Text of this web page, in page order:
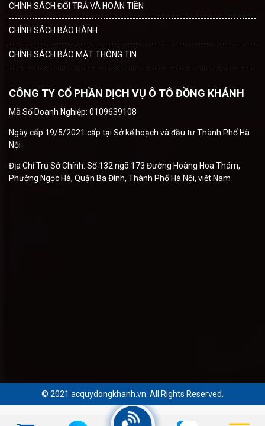
CHÍNH SÁCH ĐỔI TRẢ VÀ HOÀN TIỀN
CHÍNH SÁCH BẢO HÀNH
CHÍNH SÁCH BẢO MẬT THÔNG TIN
CÔNG TY CỔ PHẦN DỊCH VỤ Ô TÔ ĐỒNG KHÁNH
Mã Số Doanh Nghiệp: 0109639108
Ngày cấp 19/5/2021 cấp tại Sở kế hoạch và đầu tư Thành Phố Hà
Nội
Địa Chỉ Trụ Sở Chính: Số 132 ngõ 173 Đường Hoàng Hoa Thám,
Phường Ngọc Hà, Quận Ba Đình, Thành Phố Hà Nội, việt Nam
© 2021 acquydongkhanh.vn. All Rights Reserved.